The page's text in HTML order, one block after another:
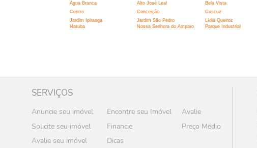
Água Branca Alto José Leal Bela Vista
Centro
Conceição Cuscuz
Jardim Ipiranga
Jardim São Pedro Lídia Queiroz
Natuba
Nossa Senhora do Amparo Parque Industrial
SERVIÇOS
Anuncie seu imóvel Encontre seu Imóvel
Avalie
Solicite seu imóvel
Financie
Preço Médio
Avalie seu imóvel
Dicas